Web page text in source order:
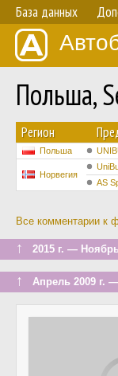
База данных
Польша,
Регион
Польша
Норвегия
AS
Все комментарии к
↑ 2015 г. — Ноябрь
↑ Апрель 2009 г.